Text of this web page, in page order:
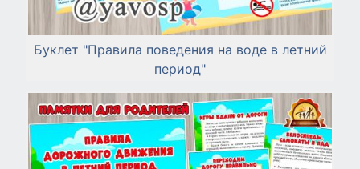
Буклет "Правила поведения на воде в летний
период"